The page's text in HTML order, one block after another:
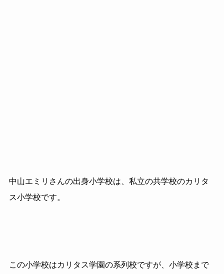
中山エミリさんの出身小学校は、私立の共学校のカリタ
ス小学校です。
この小学校はカリタス学園の系列校ですが、小学校まで